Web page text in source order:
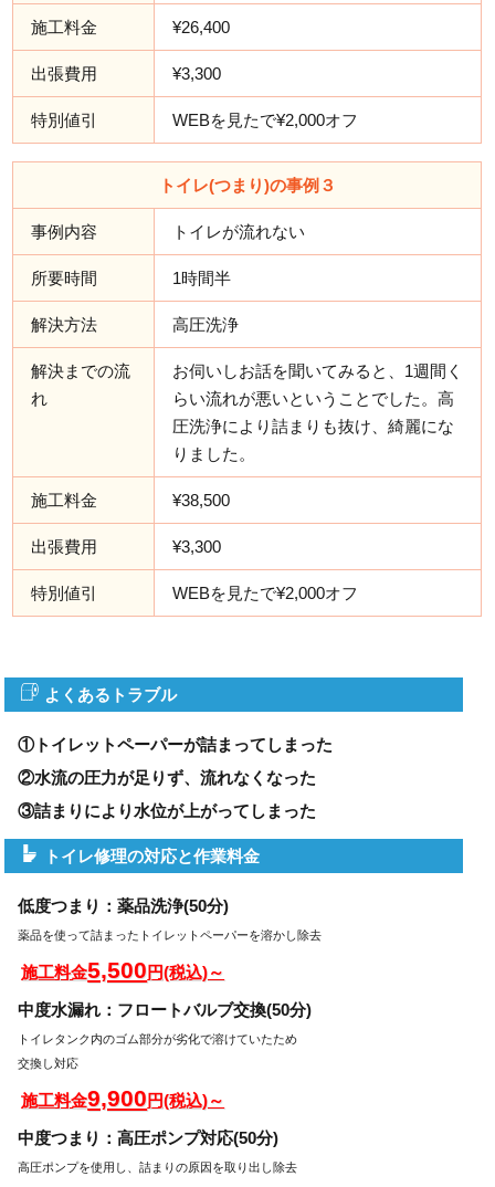
施工料金 ¥26,400
出張費用 ¥3,300
特別値引 WEBを見たで¥2,000オフ
トイレ(つまり)の事例３
事例内容 トイレが流れない
所要時間 1時間半
解決方法 高圧洗浄
解決までの流
れ
お伺いしお話を聞いてみると、1週間く
らい流れが悪いということでした。高
圧洗浄により詰まりも抜け、綺麗にな
りました。
施工料金 ¥38,500
出張費用 ¥3,300
特別値引 WEBを見たで¥2,000オフ
よくあるトラブル
①トイレットペーパーが詰まってしまった
②水流の圧力が足りず、流れなくなった
③詰まりにより水位が上がってしまった
トイレ修理の対応と作業料金
低度つまり：薬品洗浄(50分)
薬品を使って詰まったトイレットペーパーを溶かし除去
施工料金5,500円(税込)～
中度水漏れ：フロートバルブ交換(50分)
トイレタンク内のゴム部分が劣化で溶けていたため
交換し対応
施工料金9,900円(税込)～
中度つまり：高圧ポンプ対応(50分)
高圧ポンプを使用し、詰まりの原因を取り出し除去